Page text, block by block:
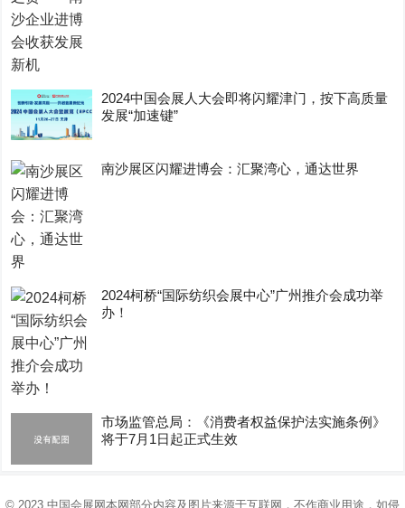
2024中国会展人大会即将闪耀津门，按下高质量
发展“加速键”
南沙展区闪耀进博会：汇聚湾心，通达世界
2024柯桥“国际纺织会展中心”广州推介会成功举
办！
市场监管总局：《消费者权益保护法实施条例》
将于7月1日起正式生效
© 2023 中国会展网本网部分内容及图片来源于互联网，不作商业用途，如侵